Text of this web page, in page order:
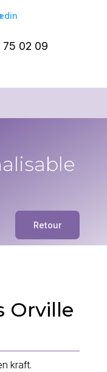
02 09
Retour
Orville
kraft.